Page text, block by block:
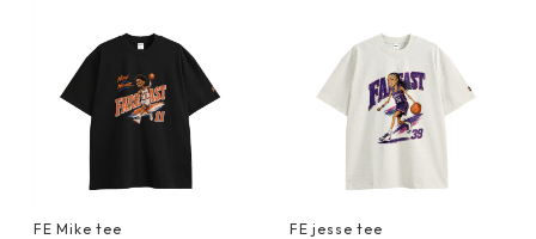
FE Mike tee FE jesse tee